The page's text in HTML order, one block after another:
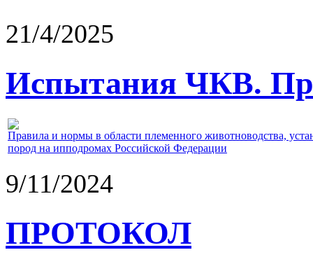
21/4/2025
Испытания ЧКВ.
Правила и нормы в области племенного животноводства,
пород на ипподромах Российской Федерации
9/11/2024
ПРОТОКОЛ